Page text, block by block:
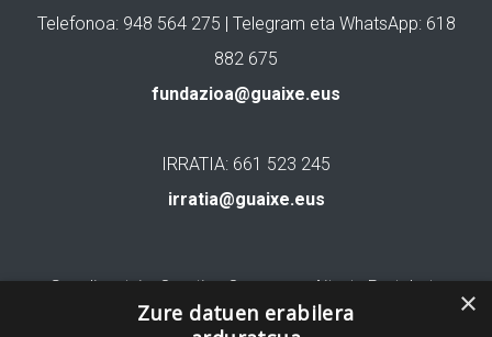
Telefonoa: 948 564 275 | Telegram eta WhatsApp: 618
882 675
fundazioa@guaixe.eus
IRRATIA: 661 523 245
irratia@guaixe.eus
Gure lizentzia: Creative Commons Aitortu Partekatu ×
Zure datuen erabilera